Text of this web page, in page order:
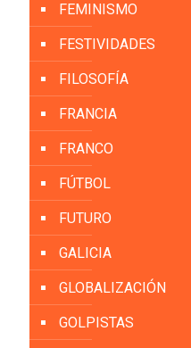
FEMINISMO
FESTIVIDADES
FILOSOFÍA
FRANCIA
FRANCO
FÚTBOL
FUTURO
GALICIA
GLOBALIZACIÓN
GOLPISTAS